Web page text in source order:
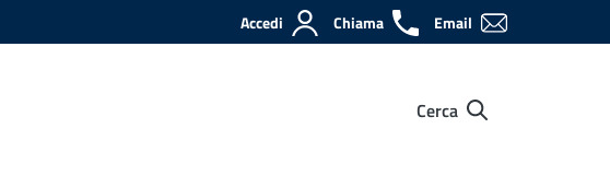
Accedi Chiama Email
Cerca